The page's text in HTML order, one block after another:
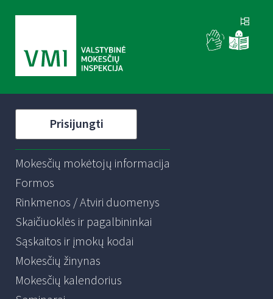
Prisijungti
Mokesčių mokėtojų informacija
Formos
Rinkmenos / Atviri duomenys
Skaičiuoklės ir pagalbininkai
Sąskaitos ir įmokų kodai
Mokesčių žinynas
Mokesčių kalendorius